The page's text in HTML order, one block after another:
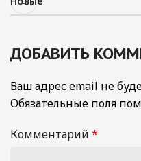
ДОБАВИТЬ
Ваш адрес email не
Обязательные поля
Комментарий *